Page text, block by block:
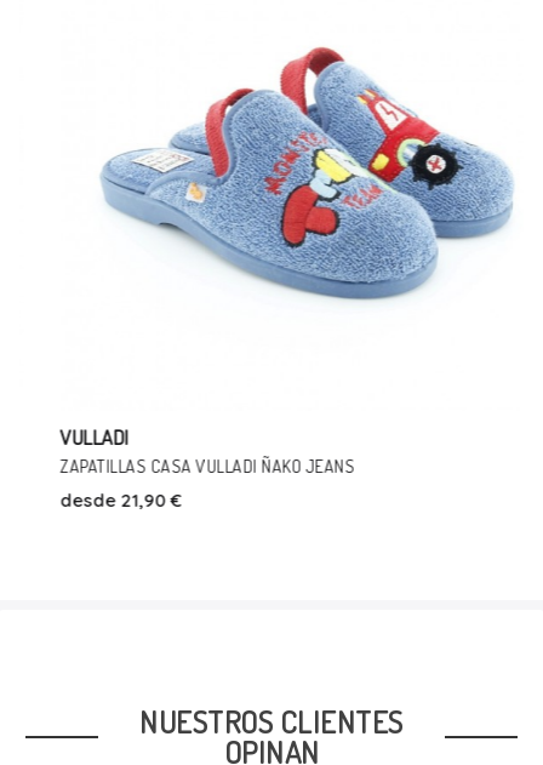
VULLADI
ZAPATILLAS CASA VULLADI ÑAKO JEANS
desde 21,90 €
NUESTROS CLIENTES
OPINAN